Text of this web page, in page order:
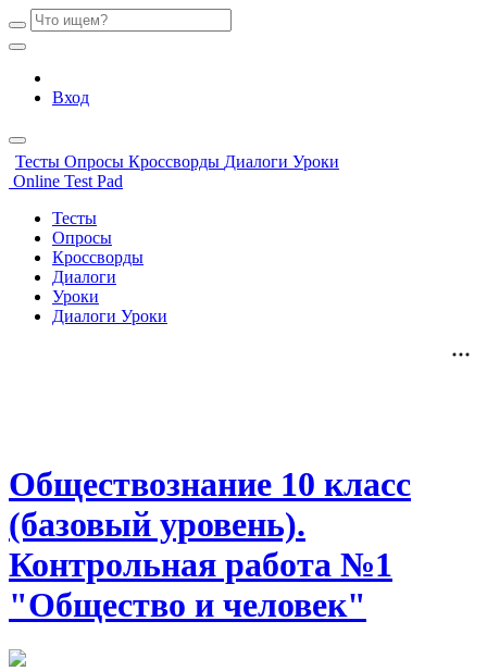
Вход
Тесты Опросы Кроссворды Диалоги Уроки
Online Test Pad
Тесты
Опросы
Кроссворды
Диалоги
Уроки
Диалоги Уроки
Обществознание 10 класс
(базовый уровень).
Контрольная работа №1
"Общество и человек"